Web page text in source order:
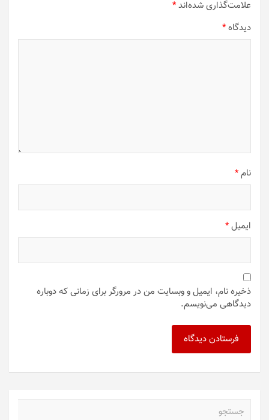
علامت‌گذاری شده‌اند*
دیدگاه*
نام*
ایمیل*
ذخیره نام، ایمیل و وبسایت من در مرورگر برای زمانی که دوباره
دیدگاهی می‌نویسم.